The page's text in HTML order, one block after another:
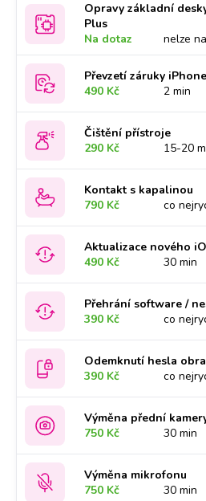
Opravy základní
Plus
Na dotaz
nelze
Převzetí záruky
490 Kč
2 min
Čištění přístroje
290 Kč
15-20
Kontakt s kapalinou
790 Kč
co
Aktualizace nového
490 Kč
30 min
Přehrání software /
390 Kč
co
Odemknutí hesla
390 Kč
co
Výměna přední
750 Kč
30 min
Výměna mikrofonu
750 Kč
30 min